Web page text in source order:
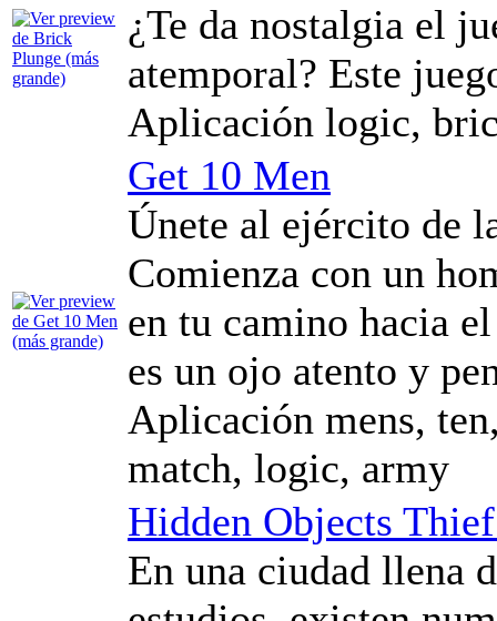
¿Te da nostalgia el
atemporal? Este
Aplicación logic,
Get 10 Men
Únete al ejército de
Comienza con un
en tu camino hacia
es un ojo atento y
Aplicación mens,
match, logic, army
Hidden Objects
En una ciudad llena